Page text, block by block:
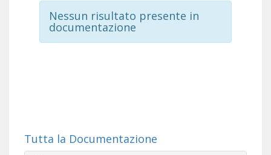
Nessun risultato presente in
documentazione
Tutta la Documentazione